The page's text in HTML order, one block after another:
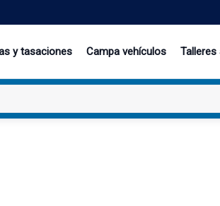
y tasaciones Campa vehículos